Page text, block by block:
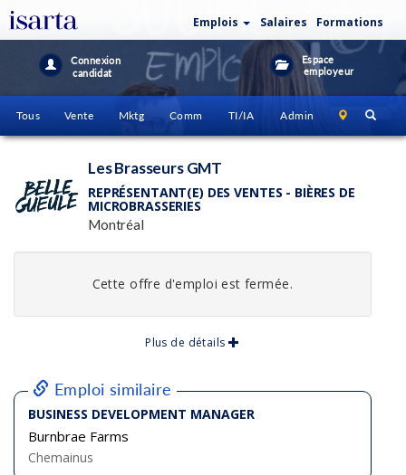
Emplois Salaires Formations
Connexion
candidat
Espace
employeur
Tous Vente Mktg Comm TI/IA Admin
Les Brasseurs GMT
REPRÉSENTANT(E) DES VENTES - BIÈRES DE
MICROBRASSERIES
Montréal
Cette offre d'emploi est fermée.
Plus de détails
Emploi similaire
BUSINESS DEVELOPMENT MANAGER
Burnbrae Farms
Chemainus